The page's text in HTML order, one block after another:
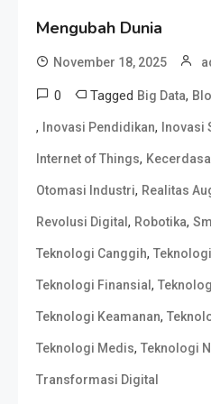
Mengubah Dunia
November 18, 2025
0 Tagged Big Data,
, Inovasi Pendidikan, Inovasi
Internet of Things,
Otomasi Industri, Realitas
Revolusi Digital , Robotika,
Teknologi Canggih,
Teknologi Finansial ,
Teknologi Keamanan,
Teknologi Medis, Teknologi
Transformasi Digital